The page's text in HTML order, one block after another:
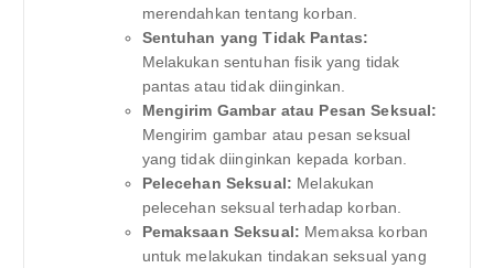
merendahkan tentang korban.
Sentuhan yang Tidak Pantas:
Melakukan sentuhan fisik yang tidak
pantas atau tidak diinginkan.
Mengirim Gambar atau Pesan Seksual:
Mengirim gambar atau pesan seksual
yang tidak diinginkan kepada korban.
Pelecehan Seksual: Melakukan
pelecehan seksual terhadap korban.
Pemaksaan Seksual: Memaksa korban
untuk melakukan tindakan seksual yang